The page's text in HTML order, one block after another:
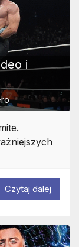
i
Czytaj dalej